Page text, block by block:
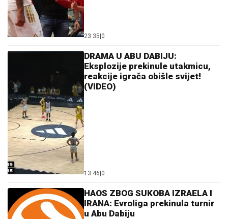
23:35 0
DRAMA U ABU DABIJU:
Eksplozije prekinule utakmicu,
reakcije igrača obišle svijet!
(VIDEO)
13:46 0
HAOS ZBOG SUKOBA IZRAELA I
IRANA: Evroliga prekinula turnir
u Abu Dabiju